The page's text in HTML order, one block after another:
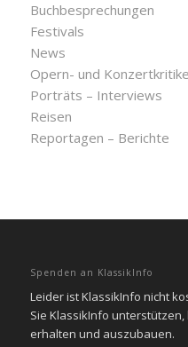
Buchbesprechungen
Festivals
News
Opern- und
Porträts – Interviews
Reisen
Reportagen – Berichte
Spenden an KlassikInfo
Leider ist KlassikInfo nicht
Sie KlassikInfo
erhalten und auszubauen.